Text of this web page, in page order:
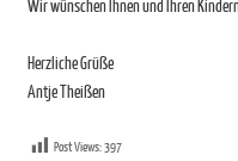
Wir wünschen Ihnen und Ihren
Herzliche Grüße
Antje Theißen
Post Views:397